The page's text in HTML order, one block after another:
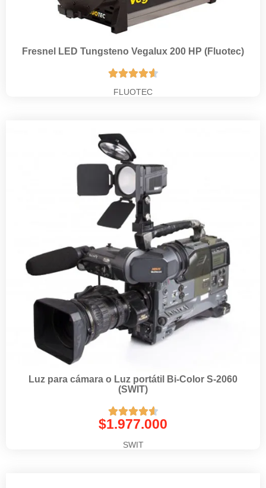
Fresnel LED Tungsteno Vegalux 200 HP (Fluotec)

FLUOTEC
Luz para cámara o Luz portátil Bi-Color S-2060
(SWIT)

$1.977.000
SWIT